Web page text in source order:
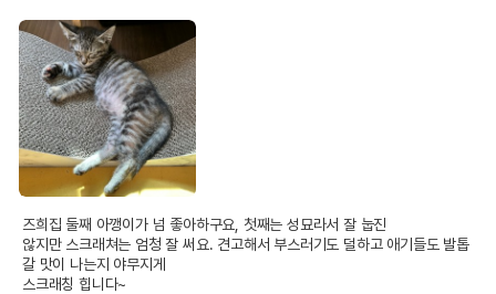
즈희집 둘째 아깽이가 넘 좋아하구요, 첫째는 성묘라서 잘 눕진
않지만 스크래쳐는 엄청 잘 써요. 견고해서 부스러기도 덜하고 애기들도 발톱
갈 맛이 나는지 야무지게
스크래칭 힙니다~